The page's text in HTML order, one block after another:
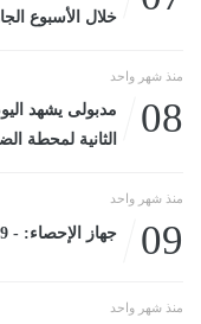
خلال الأسبوع الجارياليوم
منذ شهر واحد
08
مدبولى يشهد
الثانية لمحطة
منذ شهر واحد
09 جهاز الإحصاء: - 0.9% معدل التضخم الشهرى لشهر يونيو 2026
منذ شهر واحد